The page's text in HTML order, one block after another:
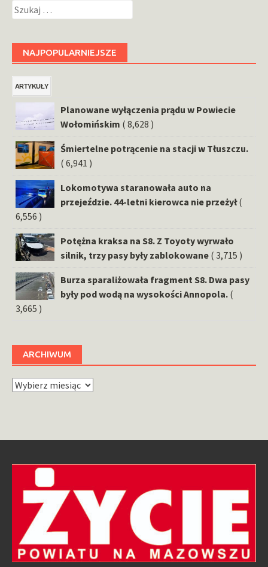
Szukaj:
NAJPOPULARNIEJSZE
ARTYKUŁY
Planowane wyłączenia prądu w Powiecie
Wołomińskim ( 8,628 )
Śmiertelne potrącenie na stacji w Tłuszczu.
( 6,941 )
Lokomotywa staranowała auto na
przejeździe. 44-letni kierowca nie przeżył (
6,556 )
Potężna kraksa na S8. Z Toyoty wyrwało
silnik, trzy pasy były zablokowane ( 3,715 )
Burza sparaliżowała fragment S8. Dwa pasy
były pod wodą na wysokości Annopola. (
3,665 )
ARCHIWUM
Archiwum